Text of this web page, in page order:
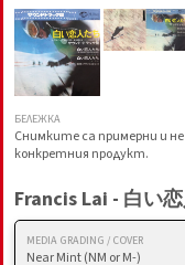
БЕЛЕЖКА
Снимките са примерни и
конкретния продукт.
Francis Lai - 白い
MEDIA GRADING / COVER
Near Mint (NM or M-)